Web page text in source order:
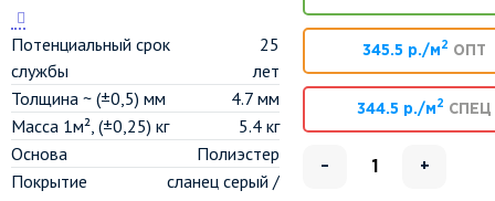
Потенциальный срок
службы
25
лет
Толщина ~ (±0,5) мм
4.7 мм
Масса 1м², (±0,25) кг
5.4 кг
Основа
Полиэстер
Покрытие
сланец серый /
345.5 р./м 2 ОПТ
344.5 р./м 2 СПЕЦ
– +